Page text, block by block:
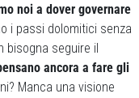
noi a dover governare
i passi dolomitici senza
bisogna seguire il
ancora a fare gli
Manca una visione